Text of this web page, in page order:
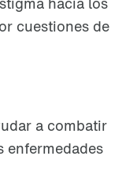
cuestiones de
a combatir
enfermedades